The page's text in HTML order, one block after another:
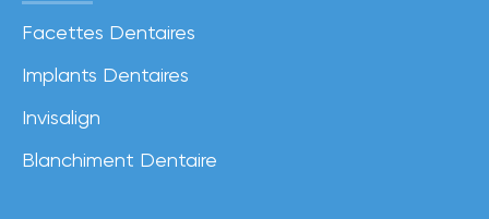
Facettes Dentaires
Implants Dentaires
Invisalign
Blanchiment Dentaire